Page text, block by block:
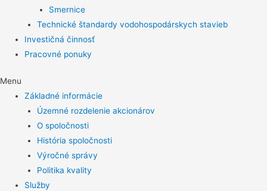
Smernice
Technické štandardy vodohospodárskych stavieb
Investičná činnosť
Pracovné ponuky
Menu
Základné informácie
Územné rozdelenie akcionárov
O spoločnosti
História spoločnosti
Výročné správy
Politika kvality
Služby